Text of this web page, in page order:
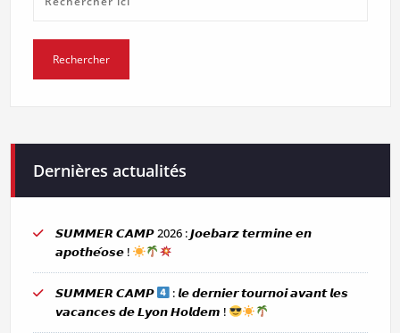
Dernières actualités
𝙎𝙐𝙈𝙈𝙀𝙍 𝘾𝘼𝙈𝙋 2026 : 𝙅𝙤𝙚𝙗𝙖𝙧𝙯 𝙩𝙚𝙧𝙢𝙞𝙣𝙚 𝙚𝙣
𝙖𝙥𝙤𝙩𝙝𝙚́𝙤𝙨𝙚 !
𝙎𝙐𝙈𝙈𝙀𝙍 𝘾𝘼𝙈𝙋
: 𝙡𝙚 𝙙𝙚𝙧𝙣𝙞𝙚𝙧 𝙩𝙤𝙪𝙧𝙣𝙤𝙞 𝙖𝙫𝙖𝙣𝙩 𝙡𝙚𝙨
𝙫𝙖𝙘𝙖𝙣𝙘𝙚𝙨 𝙙𝙚 𝙇𝙮𝙤𝙣 𝙃𝙤𝙡𝙙𝙚𝙢 !